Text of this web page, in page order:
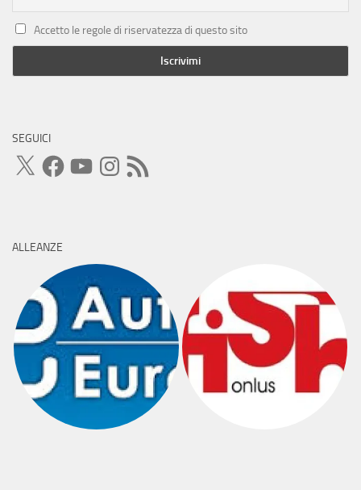
Accetto le regole di riservatezza di questo sito
SEGUICI
X FacebookYouTubeInstagram
Feed
RSS
ALLEANZE